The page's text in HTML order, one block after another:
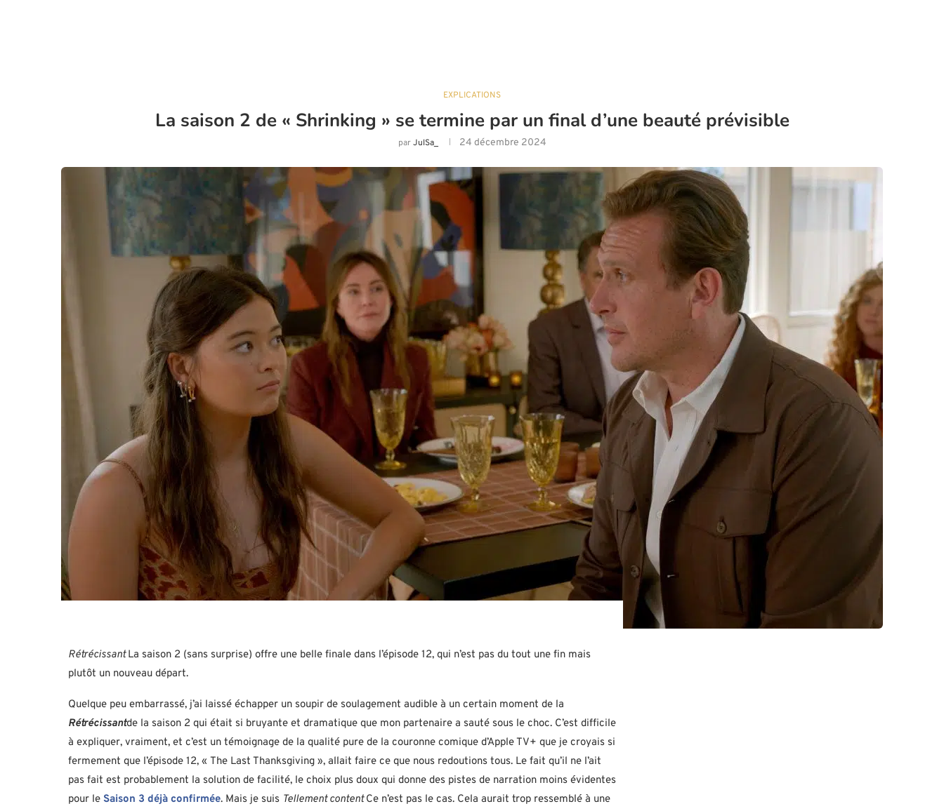
EXPLICATIONS
La saison 2 de « Shrinking » se termine par un final d’une beauté prévisible
parJulSa_ 24 décembre 2024
RétrécissantLa saison 2 (sans surprise) offre une belle finale dans l’épisode 12, qui n’est pas du tout une fin mais
plutôt un nouveau départ.
Quelque peu embarrassé, j’ai laissé échapper un soupir de soulagement audible à un certain moment de la
Rétrécissantde la saison 2 qui était si bruyante et dramatique que mon partenaire a sauté sous le choc. C’est difficile
à expliquer, vraiment, et c’est un témoignage de la qualité pure de la couronne comique d’Apple TV+ que je croyais si
fermement que l’épisode 12, « The Last Thanksgiving », allait faire ce que nous redoutions tous. Le fait qu’il ne l’ait
pas fait est probablement la solution de facilité, le choix plus doux qui donne des pistes de narration moins évidentes
pour le Saison 3 déjà confirmée. Mais je suis Tellement contentCe n’est pas le cas. Cela aurait trop ressemblé à une